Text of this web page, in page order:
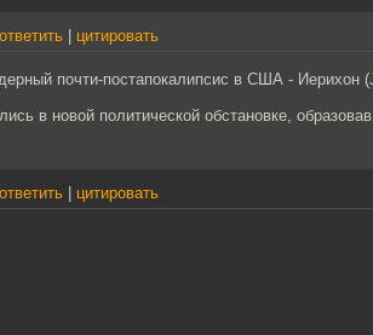
ответить цитировать
почти-постапокалипсис в США - Иерихон
в новой политической обстановке,
ответить цитировать